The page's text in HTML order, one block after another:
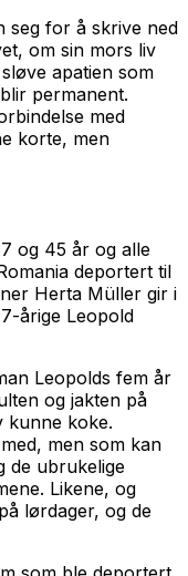
seg for å skrive ned
om sin mors liv
apatien som
permanent.
med
korte, men
og 45 år og alle
deportert til
Herta Müller gir i
årige Leopold
Leopolds fem år
og jakten på
kunne koke.
men som kan
de ubrukelige
Likene, og
lørdager, og de